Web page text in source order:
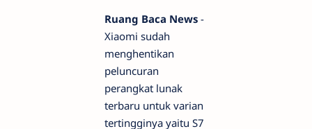
Ruang Baca News -
Xiaomi sudah
menghentikan
peluncuran
perangkat lunak
terbaru untuk varian
tertingginya yaitu S7